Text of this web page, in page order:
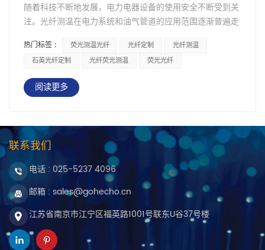
随着科技不断地发展，电力电器设备的使用安全不断受到关
注。光纤测温在电力系统和油气管道的应用范围逐渐普遍走
下面就来给大家介绍下荧光光纤测温原理、分布式光纤测温
原理、光纤光栅测温原理 。光纤测温不仅可以应用在电力、
石油石化领域， 还在科研实验领域得到使用。 基于荧光寿
命的光纤温度测温，一般来说，荧光物质分子外层电子都处
基态，但是会有能量不断辐射，从而产生荧光。针对其具体
的测温，是在入射光消失开始，其物质表面的温度同荧光余
晖衰减本身存在关联，其所谓的余晖衰减，实际上就是荧光
寿命。而荧光寿命的长度和温度高低有着直接的关系。在荧
光物质温度确定之后，实际的余晖保持时间就是寿命，其本
身和电流信号是单调关系。所以，通过特性曲线，就可以选
择对应的材料作为探头，通过检测的电流值和时间支架的相
互关系，就可以将表面温度明确，进而将监测点温度确定。
热门标签 : 荧光测温光纤 光纤定制
光纤测温
石英光纤定制
光纤荧光测温 荧光光纤
阅读更多
联系我们
电话 : 025-5237 4096
邮箱 : sales@gohecho.cn
江苏省南京市江宁区福英路1001号联东U谷37号楼